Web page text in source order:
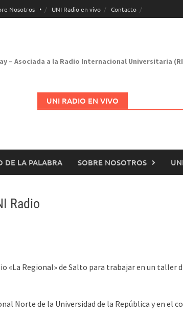
Nosotros UNI Radio en vivo Contacto
– Asociada a la Radio Internacional Universitaria
UNI RADIO EN VIVO
DE LA PALABRA SOBRE NOSOTROS
Radio
«La Regional» de Salto para trabajar en un taller
Norte de la Universidad de la República y en el